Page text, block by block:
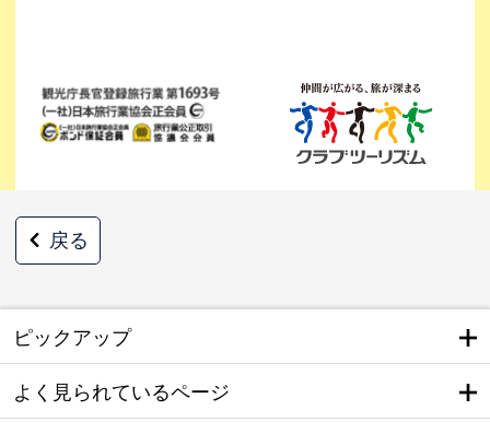
戻る
ピックアップ
よく見られているページ